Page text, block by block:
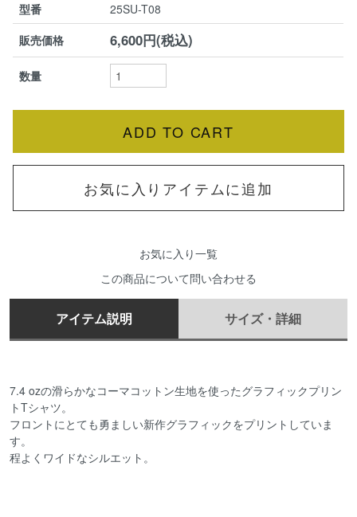
型番
25SU-T08
販売価格
6,600円(税込)
数量
お気に入りアイテムに追加
お気に入り一覧
この商品について問い合わせる
アイテム説明 サイズ・詳細
7.4 ozの滑らかなコーマコットン生地を使ったグラフィックプリン
トTシャツ。
フロントにとても勇ましい新作グラフィックをプリントしていま
す。
程よくワイドなシルエット。